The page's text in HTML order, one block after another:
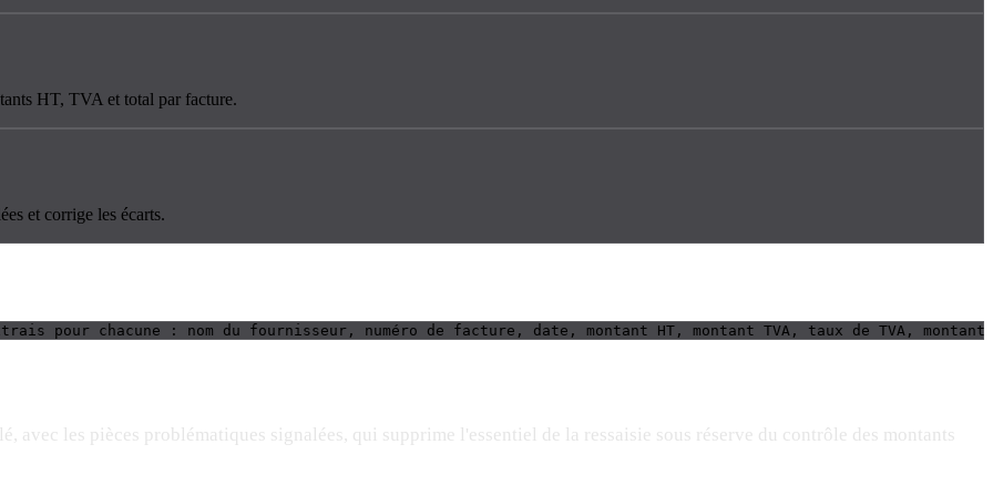
HT, TVA et total par facture.
et corrige les écarts.
pour chacune : nom du fournisseur, numéro de facture, date, montant HT, montant TVA, taux de
avec les pièces problématiques signalées, qui supprime l'essentiel de la ressaisie sous réserve du contrôle des montants